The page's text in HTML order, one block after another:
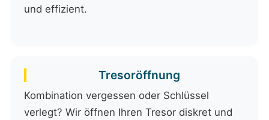
und effizient.
Tresoröffnung
Kombination vergessen oder Schlüssel
verlegt? Wir öffnen Ihren Tresor diskret und